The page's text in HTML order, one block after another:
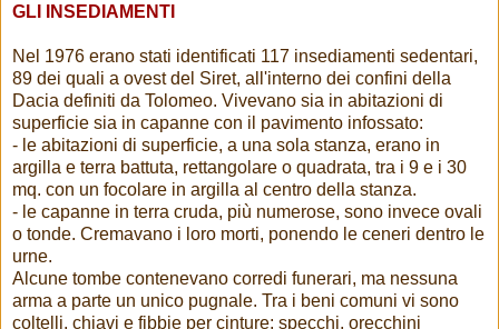
GLI INSEDIAMENTI
Nel 1976 erano stati identificati 117 insediamenti sedentari,
89 dei quali a ovest del Siret, all'interno dei confini della
Dacia definiti da Tolomeo. Vivevano sia in abitazioni di
superficie sia in capanne con il pavimento infossato:
- le abitazioni di superficie, a una sola stanza, erano in
argilla e terra battuta, rettangolare o quadrata, tra i 9 e i 30
mq. con un focolare in argilla al centro della stanza.
- le capanne in terra cruda, più numerose, sono invece ovali
o tonde. Cremavano i loro morti, ponendo le ceneri dentro le
urne.
Alcune tombe contenevano corredi funerari, ma nessuna
arma a parte un unico pugnale. Tra i beni comuni vi sono
coltelli, chiavi e fibbie per cinture; specchi, orecchini